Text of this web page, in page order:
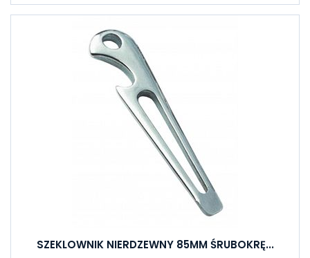
SZEKLOWNIK NIERDZEWNY 85MM ŚRUBOKRĘ...